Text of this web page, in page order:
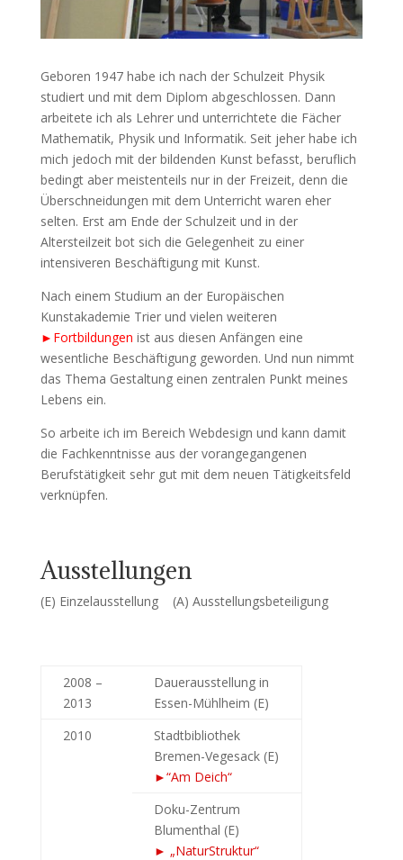
Geboren 1947 habe ich nach der Schulzeit Physik
studiert und mit dem Diplom abgeschlossen. Dann
arbeitete ich als Lehrer und unterrichtete die Fächer
Mathematik, Physik und Informatik. Seit jeher habe ich
mich jedoch mit der bildenden Kunst befasst, beruflich
bedingt aber meistenteils nur in der Freizeit, denn die
Überschneidungen mit dem Unterricht waren eher
selten. Erst am Ende der Schulzeit und in der
Altersteilzeit bot sich die Gelegenheit zu einer
intensiveren Beschäftigung mit Kunst.
Nach einem Studium an der Europäischen
Kunstakademie Trier und vielen weiteren
►Fortbildungen ist aus diesen Anfängen eine
wesentliche Beschäftigung geworden. Und nun nimmt
das Thema Gestaltung einen zentralen Punkt meines
Lebens ein.
So arbeite ich im Bereich Webdesign und kann damit
die Fachkenntnisse aus der vorangegangenen
Berufstätigkeit sehr gut mit dem neuen Tätigkeitsfeld
verknüpfen.
Ausstellungen
(E) Einzelausstellung (A) Ausstellungsbeteiligung
2008 –
2013
Dauerausstellung in
Essen-Mühlheim (E)
2010
Stadtbibliothek
Bremen-Vegesack (E)
►“Am Deich“
Doku-Zentrum
Blumenthal (E)
► „NaturStruktur“